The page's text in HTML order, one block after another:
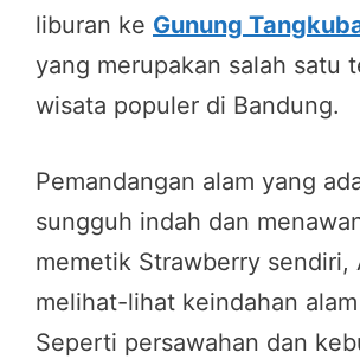
liburan ke Gunung
yang merupakan salah satu
wisata populer di Bandung.
Pemandangan alam yang
sungguh indah dan
memetik Strawberry sendiri,
melihat-lihat keindahan
Seperti persawahan dan